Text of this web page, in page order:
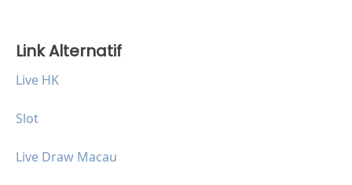
Link Alternatif
Live HK
Slot
Live Draw Macau